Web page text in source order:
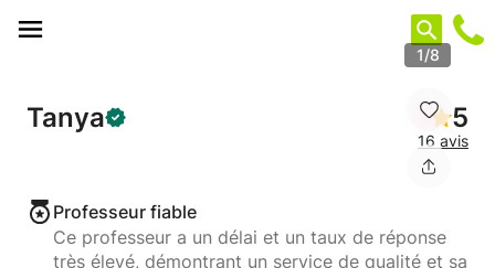
1/8
Tanya 5
16 avis
Professeur fiable
Ce professeur a un délai et un taux de réponse
très élevé, démontrant un service de qualité et sa